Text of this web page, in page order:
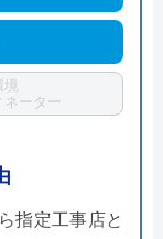
境
ネーター
指定工事店と